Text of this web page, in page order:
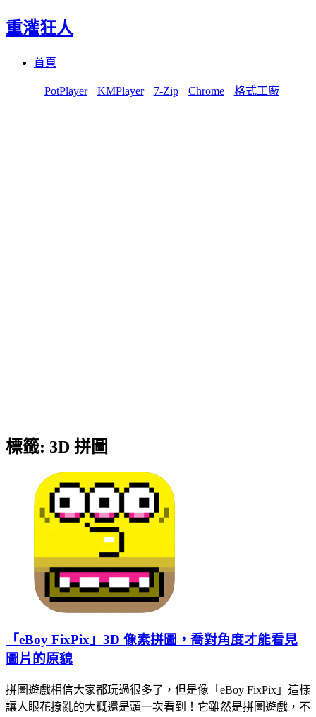
重灌狂人
首頁
PotPlayer KMPlayer 7-Zip Chrome 格式工廠
標籤: 3D 拼圖
「eBoy FixPix」3D 像素拼圖，喬對角度才能看見
圖片的原貌
拼圖遊戲相信大家都玩過很多了，但是像「eBoy FixPix」這樣
讓人眼花撩亂的大概還是頭一次看到！它雖然是拼圖遊戲，不